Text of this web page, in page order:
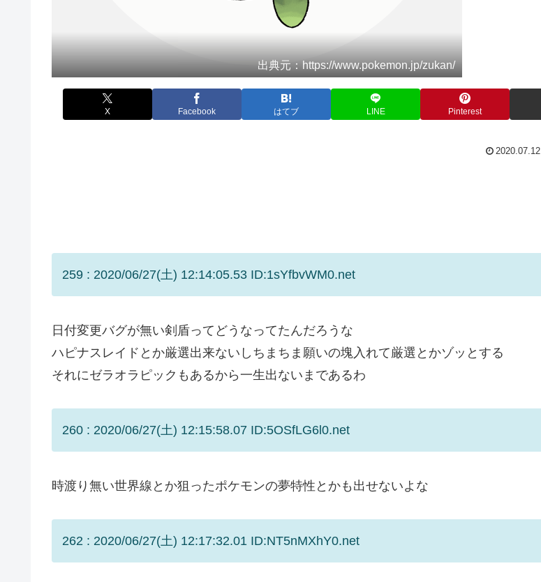
出典元：https://www.pokemon.jp/zukan/
X Facebook はてブ LINE Pinterest
2020.07.12
259 : 2020/06/27(土) 12:14:05.53 ID:1sYfbvWM0.net
日付変更バグが無い剣盾ってどうなってたんだろうな
ハピナスレイドとか厳選出来ないしちまちま願いの塊入れて厳選とかゾッとする
それにゼラオラピックもあるから一生出ないまであるわ
260 : 2020/06/27(土) 12:15:58.07 ID:5OSfLG6l0.net
時渡り無い世界線とか狙ったポケモンの夢特性とかも出せないよな
262 : 2020/06/27(土) 12:17:32.01 ID:NT5nMXhY0.net